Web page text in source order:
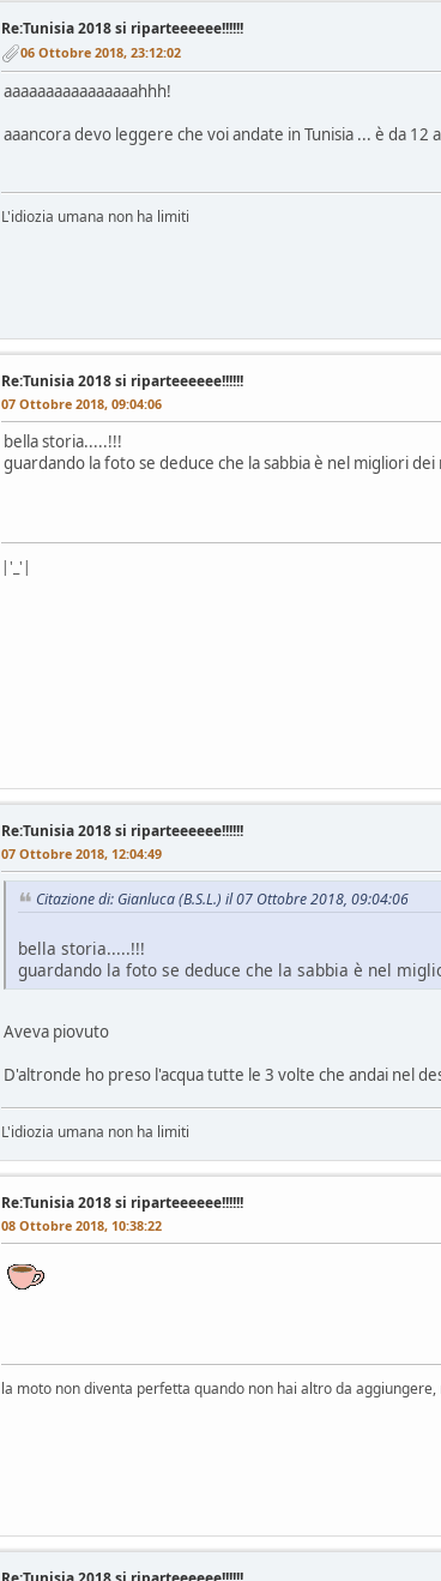
Re:Tunisia 2018 si riparteeeeee!!!!!!
06 Ottobre 2018, 23:12:02
aaaaaaaaaaaaaaaahhh!
aaancora devo leggere che voi andate in Tunisia ... è da 12
L'idiozia umana non ha limiti
Re:Tunisia 2018 si riparteeeeee!!!!!!
07 Ottobre 2018, 09:04:06
bella storia.....!!!
guardando la foto se deduce che la sabbia è nel migliori
|'_'|
Re:Tunisia 2018 si riparteeeeee!!!!!!
07 Ottobre 2018, 12:04:49
Citazione di: Gianluca (B.S.L.) il 07 Ottobre 2018, 09:04:06
bella storia.....!!!
guardando la foto se deduce che la sabbia è nel
Aveva piovuto
D'altronde ho preso l'acqua tutte le 3 volte che andai nel
L'idiozia umana non ha limiti
Re:Tunisia 2018 si riparteeeeee!!!!!!
08 Ottobre 2018, 10:38:22
la moto non diventa perfetta quando non hai altro da